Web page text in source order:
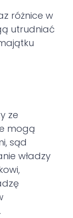
różnice w
utrudniać
ze
mogą
sąd
władzy